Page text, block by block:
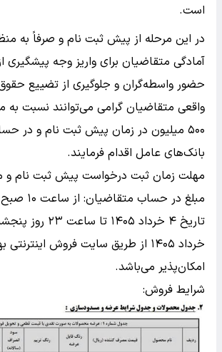
است.
در این مرحله از پیش ثبت نام و صرفاً به
آمادگی متقاضیان برای واریز وجه پیشگیری
حضور واسطه‌گران و جلوگیری از تضییع
واقعی متقاضیان گرامی می‌توانند نسبت به
۵۰۰ میلیون در زمان پیش ثبت نام و در
بانک‌های عامل اقدام فرمایند.
مهلت زمان ثبت درخواست پیش ثبت نام و
مبلغ در
خرداد ۱۴۰۵ از طریق سایت فروش
امکان‌پذیر می‌باشد.
شرایط فروش: